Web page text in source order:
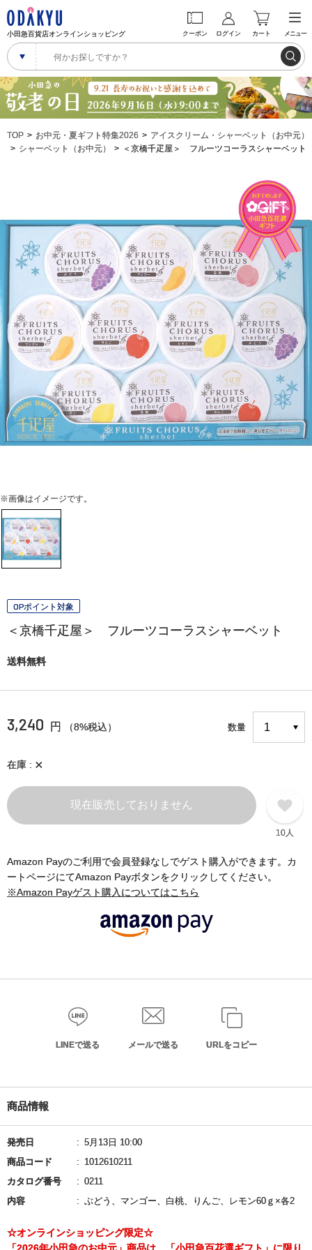
小田急百貨店オンラインショッピング クーポン ログイン カート メニュー
TOP お中元・夏ギフト特集2026
アイスクリーム・シャーベット（お中元）
シャーベット（お中元）
＜京橋千疋屋＞ フルーツコーラスシャーベット
※画像はイメージです。
OPポイント対象
＜京橋千疋屋＞ フルーツコーラスシャーベット
送料無料
3,240 円 （8%税込） 数量
在庫 ×
現在販売しておりません
10人
Amazon Payのご利用で会員登録なしでゲスト購入ができます。カ
ートページにてAmazon Payボタンをクリックしてください。
※Amazon Payゲスト購入についてはこちら
LINEで送る メールで送る URLをコピー
商品情報
発売日
5月13日 10:00
商品コード
1012610211
カタログ番号
0211
内容
ぶどう、マンゴー、白桃、りんご、レモン60ｇ×各2
☆オンラインショッピング限定☆
「2026年小田急のお中元」商品は、「小田急百花選ギフト」に限り